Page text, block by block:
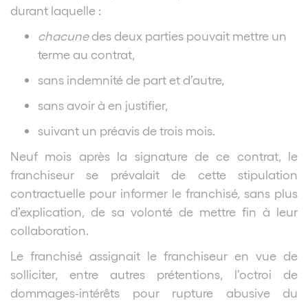
durant laquelle :
chacunedes deux parties pouvait mettre un
terme au contrat,
sans indemnité de part et d’autre,
sans avoir à en justifier,
suivant un préavis de trois mois.
Neuf mois après la signature de ce contrat, le
franchiseur se prévalait de cette stipulation
contractuelle pour informer le franchisé, sans plus
d’explication, de sa volonté de mettre fin à leur
collaboration.
Le franchisé assignait le franchiseur en vue de
solliciter, entre autres prétentions, l’octroi de
dommages-intérêts pour rupture abusive du